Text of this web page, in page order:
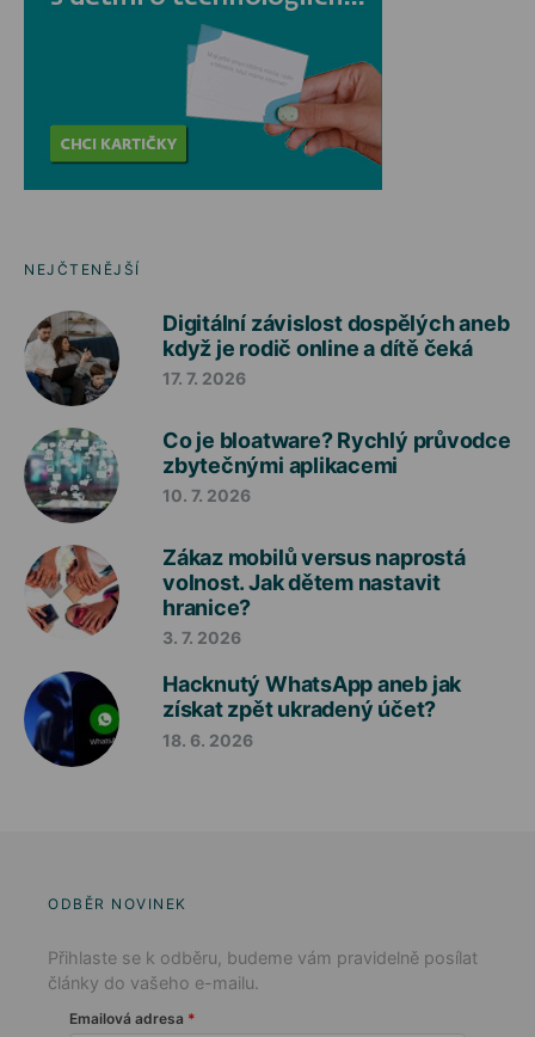
NEJČTENĚJŠÍ
Digitální závislost dospělých aneb
když je rodič online a dítě čeká
17. 7. 2026
Co je bloatware? Rychlý průvodce
zbytečnými aplikacemi
10. 7. 2026
Zákaz mobilů versus naprostá
volnost. Jak dětem nastavit
hranice?
3. 7. 2026
Hacknutý WhatsApp aneb jak
získat zpět ukradený účet?
18. 6. 2026
ODBĚR NOVINEK
Přihlaste se k odběru, budeme vám pravidelně posílat
články do vašeho e-mailu.
Emailová adresa